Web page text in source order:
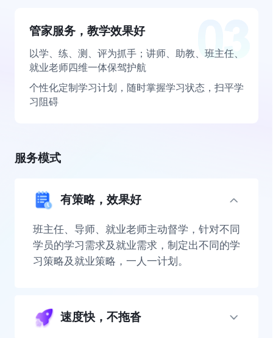
管家服务，教学效果好
以学、练、测、评为抓手；讲师、助教、班主任、
就业老师四维一体保驾护航
个性化定制学习计划，随时掌握学习状态，扫平学
习阻碍
服务模式
有策略，效果好
班主任、导师、就业老师主动督学，针对不同
学员的学习需求及就业需求，制定出不同的学
习策略及就业策略，一人一计划。
速度快，不拖沓